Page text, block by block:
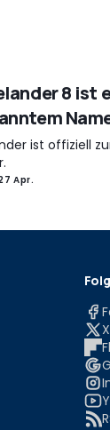
8 ist
ist offiziell
Apr.
X